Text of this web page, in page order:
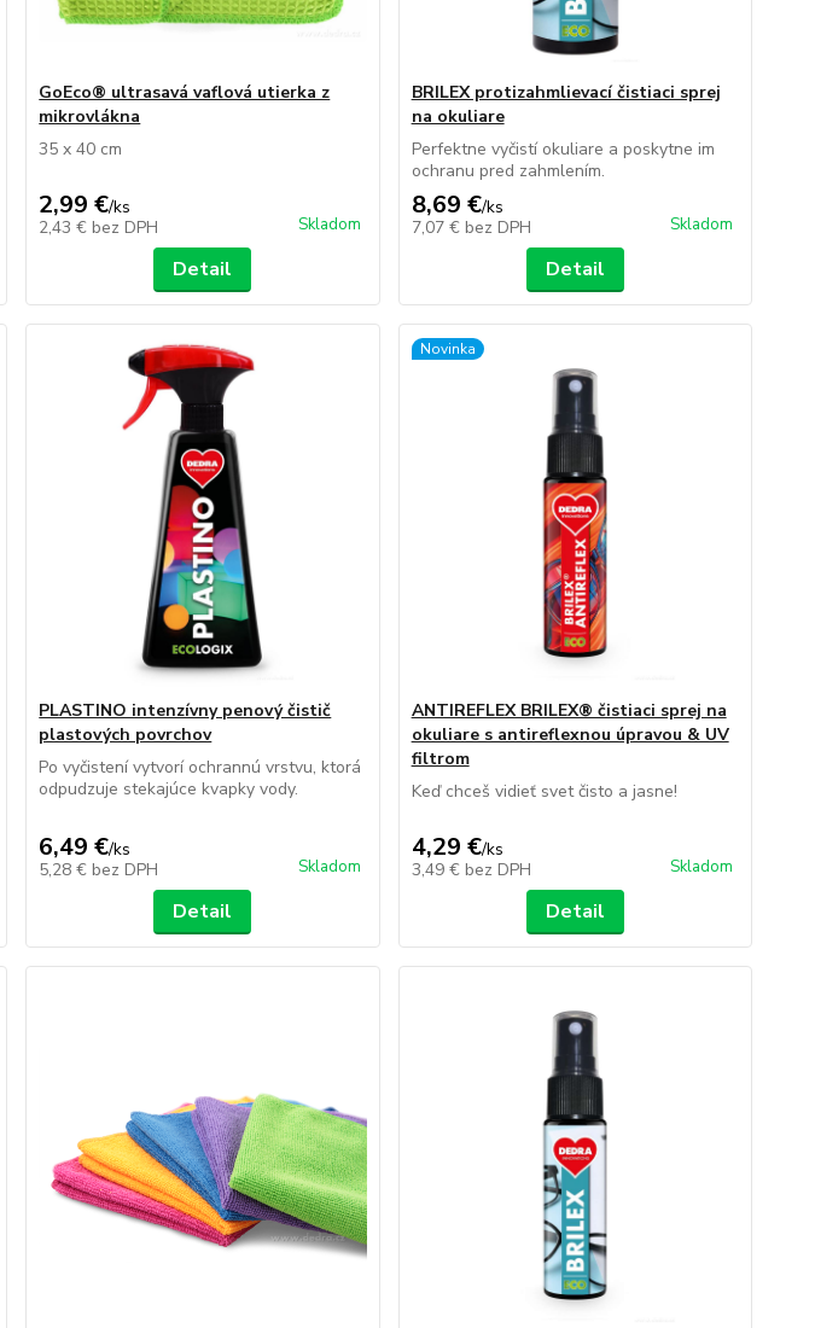
GoEco® ultrasavá vaflová utierka z
mikrovlákna
35 x 40 cm
2,99 €/ks
2,43 € bez DPH Skladom
Detail
BRILEX protizahmlievací čistiaci sprej
na okuliare
Perfektne vyčistí okuliare a poskytne im
ochranu pred zahmlením.
8,69 €/ks
7,07 € bez DPH Skladom
Detail
PLASTINO intenzívny penový čistič
plastových povrchov
Po vyčistení vytvorí ochrannú vrstvu, ktorá
odpudzuje stekajúce kvapky vody.
6,49 €/ks
5,28 € bez DPH Skladom
Detail
Novinka
ANTIREFLEX BRILEX® čistiaci sprej na
okuliare s antireflexnou úpravou & UV
filtrom
Keď chceš vidieť svet čisto a jasne!
4,29 €/ks
3,49 € bez DPH Skladom
Detail